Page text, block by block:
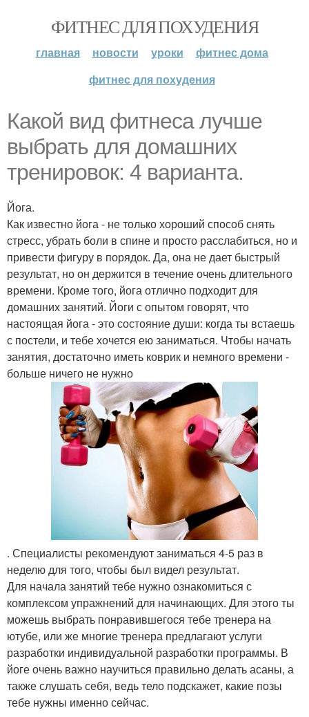
ФИТНЕС ДЛЯ ПОХУДЕНИЯ
главная новости уроки
фитнес дома
фитнес для похудения
Какой вид фитнеса лучше
выбрать для домашних
тренировок: 4 варианта.
Йога.
Как известно йога - не только хороший способ снять
стресс, убрать боли в спине и просто расслабиться, но и
привести фигуру в порядок. Да, она не дает быстрый
результат, но он держится в течение очень длительного
времени. Кроме того, йога отлично подходит для
домашних занятий. Йоги с опытом говорят, что
настоящая йога - это состояние души: когда ты встаешь
с постели, и тебе хочется ею заниматься. Чтобы начать
занятия, достаточно иметь коврик и немного времени -
больше ничего не нужно
. Специалисты рекомендуют заниматься 4-5 раз в
неделю для того, чтобы был видел результат.
Для начала занятий тебе нужно ознакомиться с
комплексом упражнений для начинающих. Для этого ты
можешь выбрать понравившегося тебе тренера на
ютубе, или же многие тренера предлагают услуги
разработки индивидуальной разработки программы. В
йоге очень важно научиться правильно делать асаны, а
также слушать себя, ведь тело подскажет, какие позы
тебе нужны именно сейчас.